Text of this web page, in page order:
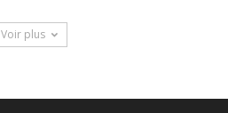
Voir plus